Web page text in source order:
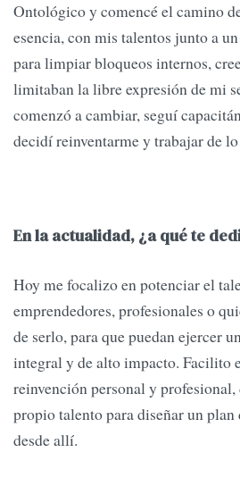
Ontológico y comencé el camino
esencia, con mis talentos junto a
para limpiar bloqueos internos,
limitaban la libre expresión de mi
comenzó a cambiar, seguí
decidí reinventarme y trabajar de
En la actualidad, ¿a qué te
Hoy me focalizo en potenciar el
emprendedores, profesionales o
de serlo, para que puedan ejercer
integral y de alto impacto. Facilito
reinvención personal y
propio talento para diseñar un plan
desde allí.